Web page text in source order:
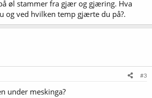
øl stammer fra gjær og gjæring. Hva
og ved hvilken temp gjærte du på?.
#3
under meskinga?